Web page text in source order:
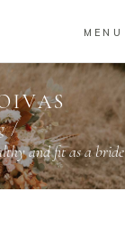
MENU
/
and fit as a bride